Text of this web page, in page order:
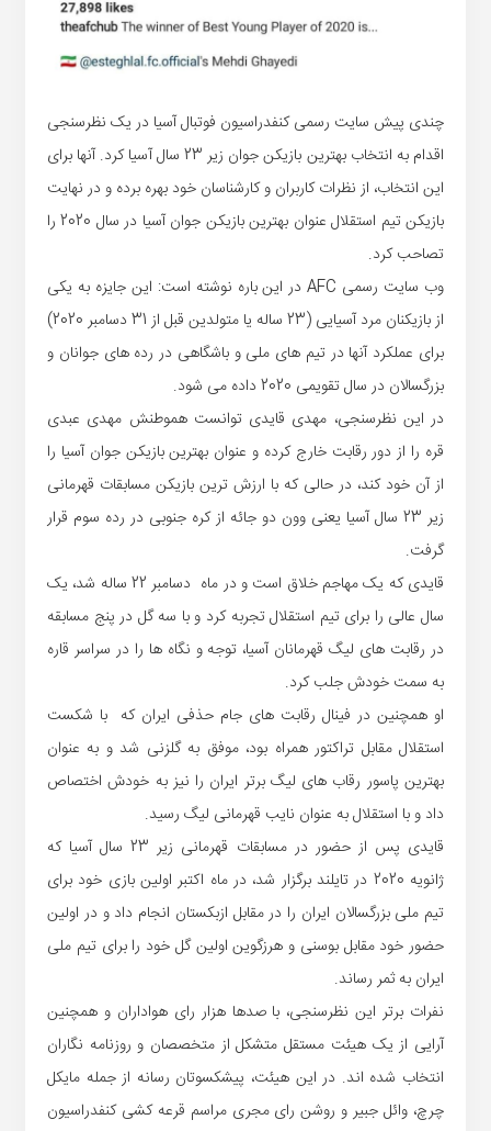
چندی پیش سایت رسمی کنفدراسیون فوتبال آسیا در یک نظرسنجی
اقدام به انتخاب بهترین بازیکن جوان زیر 23 سال آسیا کرد. آنها برای
این انتخاب، از نظرات کاربران و کارشناسان خود بهره برده و در نهایت
بازیکن تیم استقلال عنوان بهترین بازیکن جوان آسیا در سال 2020 را
تصاحب کرد.
وب سایت رسمی AFC در این باره نوشته است: این جایزه به یکی
از بازیکنان مرد آسیایی (23 ساله یا متولدین قبل از 31 دسامبر 2020)
برای عملکرد آنها در تیم های ملی و باشگاهی در رده های جوانان و
بزرگسالان در سال تقویمی 2020 داده می شود.
در این نظرسنجی، مهدی قایدی توانست هموطنش مهدی عبدی
قره را از دور رقابت خارج کرده و عنوان بهترین بازیکن جوان آسیا را
از آن خود کند، در حالی که با ارزش ترین بازیکن مسابقات قهرمانی
زیر 23 سال آسیا یعنی وون دو جائه از کره جنوبی در رده سوم قرار
گرفت.
قایدی که یک مهاجم خلاق است و در ماه دسامبر 22 ساله شد، یک
سال عالی را برای تیم استقلال تجربه کرد و با سه گل در پنج مسابقه
در رقابت های لیگ قهرمانان آسیا، توجه و نگاه ها را در سراسر قاره
به سمت خودش جلب کرد.
او همچنین در فینال رقابت های جام حذفی ایران که با شکست
استقلال مقابل تراکتور همراه بود، موفق به گلزنی شد و به عنوان
بهترین پاسور رقاب های لیگ برتر ایران را نیز به خودش اختصاص
داد و با استقلال به عنوان نایب قهرمانی لیگ رسید.
قایدی پس از حضور در مسابقات قهرمانی زیر 23 سال آسیا که
ژانویه 2020 در تایلند برگزار شد، در ماه اکتبر اولین بازی خود برای
تیم ملی بزرگسالان ایران را در مقابل ازبکستان انجام داد و در اولین
حضور خود مقابل بوسنی و هرزگوین اولین گل خود را برای تیم ملی
ایران به ثمر رساند.
نفرات برتر این نظرسنجی، با صدها هزار رای هواداران و همچنین
آرایی از یک هیئت مستقل متشکل از متخصصان و روزنامه نگاران
انتخاب شده اند. در این هیئت، پیشکسوتان رسانه از جمله مایکل
چرچ، وائل جبیر و روشن رای مجری مراسم‌ قرعه کشی کنفدراسیون